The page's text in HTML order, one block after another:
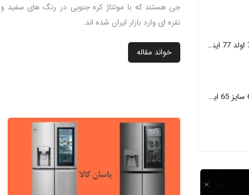
جی هستند که با مونتاژ کره جنوبی در رنگ های سفید و
نقره ای وارد بازار ایران شده اند.
خواند مقاله
تلویزیون ال جی 77G6 اولد 77 اینچ 2026
تلویزیون ال جی 65G6 سایز 65 اینچ 2026